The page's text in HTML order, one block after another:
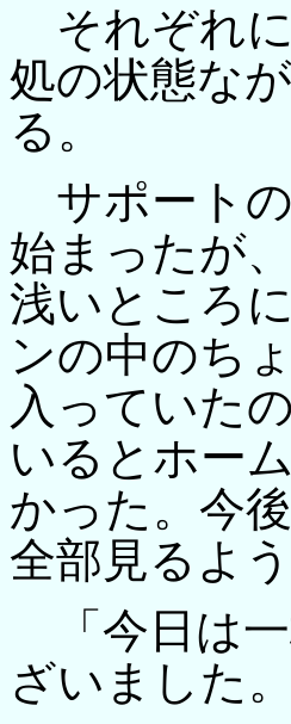
それぞれ
処の状態な
る。
サポート
始まったが
浅いところ
ンの中のち
入っていた
いるとホー
かった。今
全部見るよ
「今日は一
ざいました。